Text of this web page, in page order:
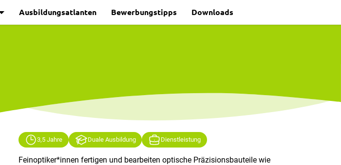
Ausbildungsatlanten Bewerbungstipps Downloads
3,5 Jahre Duale Ausbildung Dienstleistung
Feinoptiker*innen fertigen und bearbeiten optische Präzisionsbauteile wie